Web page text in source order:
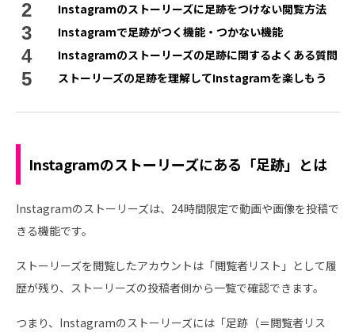
Instagramのストーリーズに足跡をつけない閲覧方法
Instagramで足跡がつく機能・つかない機能
Instagramのストーリーズの足跡に関するよくある質問
ストーリーズの足跡を理解してInstagramを楽しもう
Instagramのストーリーズにある「足跡」とは
Instagramのストーリーズは、24時間限定で動画や画像を投稿で
きる機能です。
ストーリーズを閲覧したアカウントは「閲覧者リスト」として履
歴が残り、ストーリーズの投稿者側から一覧で確認できます。
つまり、Instagramのストーリーズには「足跡（＝閲覧者リス